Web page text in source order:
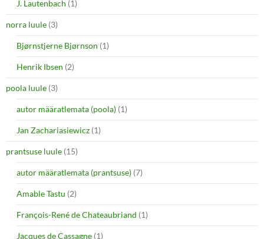
J. Lautenbach (1)
norra luule (3)
Bjørnstjerne Bjørnson (1)
Henrik Ibsen (2)
poola luule (3)
autor määratlemata (poola) (1)
Jan Zachariasiewicz (1)
prantsuse luule (15)
autor määratlemata (prantsuse) (7)
Amable Tastu (2)
François-René de Chateaubriand (1)
Jacques de Cassagne (1)